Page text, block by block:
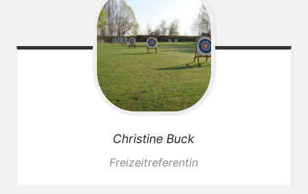
Christine Buck
Freizeitreferentin